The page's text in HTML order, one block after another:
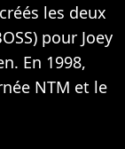
les deux
pour Joey
En 1998,
NTM et le